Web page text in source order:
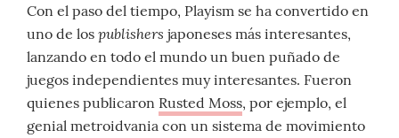
Con el paso del tiempo, Playism se ha convertido en
uno de los publishers japoneses más interesantes,
lanzando en todo el mundo un buen puñado de
juegos independientes muy interesantes. Fueron
quienes publicaron Rusted Moss, por ejemplo, el
genial metroidvania con un sistema de movimiento